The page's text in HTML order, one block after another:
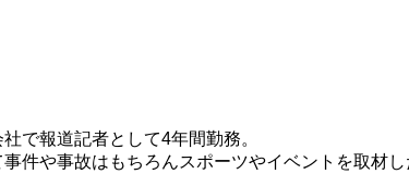
で報道記者として4年間勤務。
件や事故はもちろんスポーツやイベントを取材し